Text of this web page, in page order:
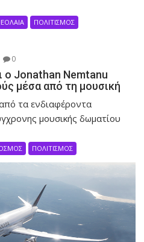
ΠΟΛΙΤΙΣΜΟΣ
0
ο Jonathan Nemtanu
μέσα από τη μουσική
τα ενδιαφέροντα
μουσικής δωματίου
ΠΟΛΙΤΙΣΜΟΣ